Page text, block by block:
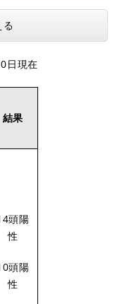
日現在
結果
頭陽
性
頭陽
性